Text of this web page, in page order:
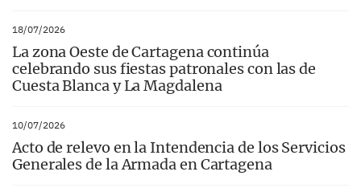
18/07/2026
La zona Oeste de Cartagena continúa
celebrando sus fiestas patronales con las de
Cuesta Blanca y La Magdalena
10/07/2026
Acto de relevo en la Intendencia de los Servicios
Generales de la Armada en Cartagena